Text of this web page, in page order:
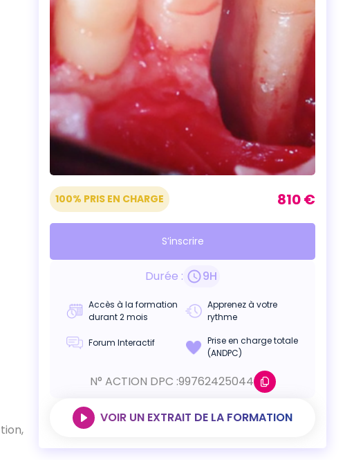
100% PRIS EN CHARGE 810 €
S’inscrire
Durée : 9H
Accès à la formation
durant 2 mois
Apprenez à votre
rythme
Forum Interactif
Prise en charge totale
(ANDPC)
N° ACTION DPC :99762425044
VOIR UN EXTRAIT DE LA FORMATION